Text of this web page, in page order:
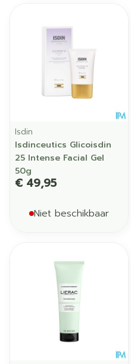
Isdin
Isdinceutics Glicoisdin
25 Intense Facial Gel
50g
€ 49,95
Niet beschikbaar